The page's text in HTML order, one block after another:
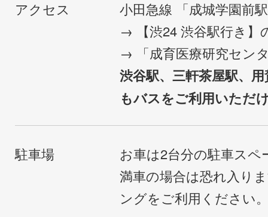
アクセス
小田急線 「成城学園前
→ 【渋24 渋谷駅行き】
→ 「成育医療研究セン
渋谷駅、三軒茶屋駅、
もバスをご利用いただ
駐車場
お車は2台分の駐車ス
満車の場合は恐れ入り
ングをご利用ください